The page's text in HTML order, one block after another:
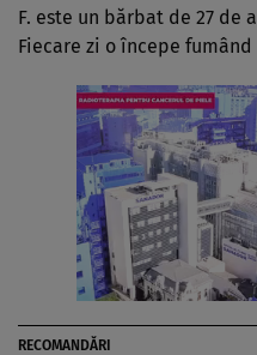
F. este un bărbat de 27 de
Fiecare zi o începe
RECOMANDĂRI